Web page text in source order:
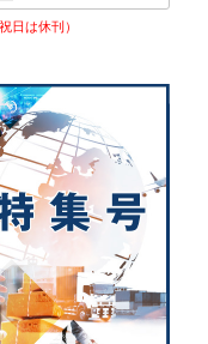
日は休刊）